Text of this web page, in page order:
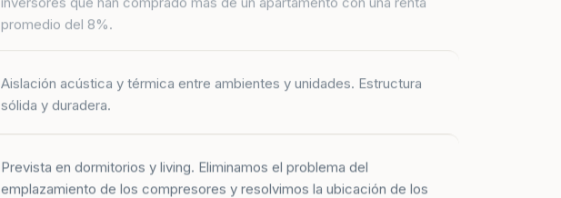
promedio del 8%.
Aislación acústica y térmica entre ambientes y unidades. Estructura
sólida y duradera.
Prevista en dormitorios y living. Eliminamos el problema del
emplazamiento de los compresores y resolvimos la ubicación de los